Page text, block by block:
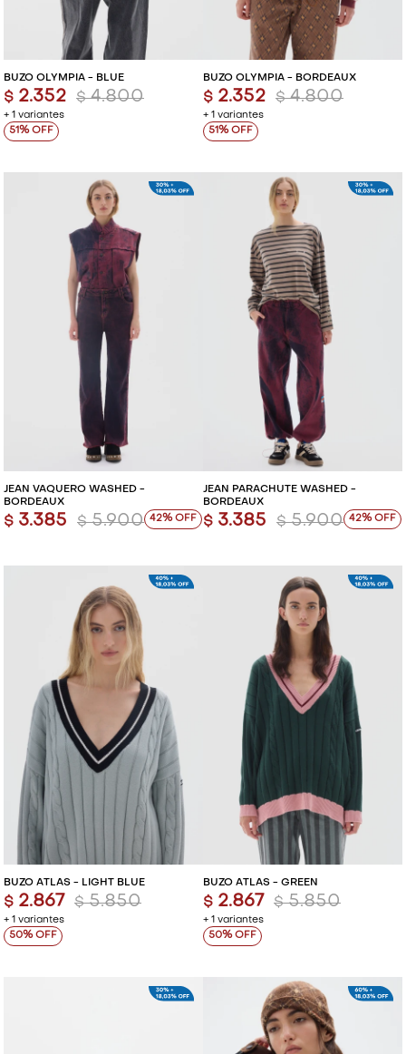
BUZO OLYMPIA - BLUE
+ 1 variantes
$ 2.352 $ 4.800
51
BUZO OLYMPIA - BORDEAUX
+ 1 variantes
$ 2.352 $ 4.800
51
JEAN VAQUERO WASHED -
BORDEAUX
$ 3.385 $ 5.900 42
JEAN PARACHUTE WASHED -
BORDEAUX
$ 3.385 $ 5.900 42
BUZO ATLAS - LIGHT BLUE
+ 1 variantes
$ 2.867 $ 5.850
50
BUZO ATLAS - GREEN
+ 1 variantes
$ 2.867 $ 5.850
50